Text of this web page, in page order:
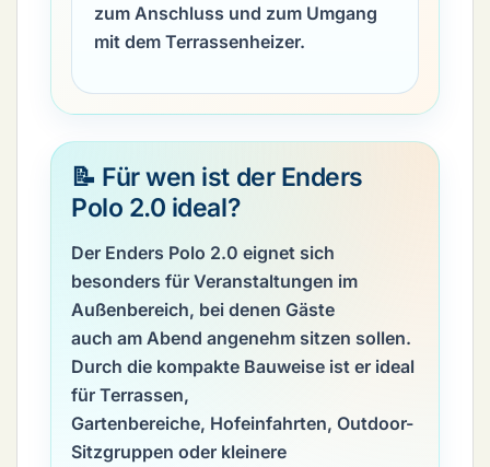
zum Anschluss und zum Umgang
mit dem Terrassenheizer.
📝 Für wen ist der Enders
Polo 2.0 ideal?
Der Enders Polo 2.0 eignet sich
besonders für Veranstaltungen im
Außenbereich, bei denen Gäste
auch am Abend angenehm sitzen sollen.
Durch die kompakte Bauweise ist er ideal
für Terrassen,
Gartenbereiche, Hofeinfahrten, Outdoor-
Sitzgruppen oder kleinere